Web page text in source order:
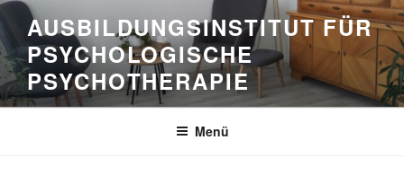
Zum
Inhalt
springen
AUSBILDUNGSINSTITUT FÜR
PSYCHOLOGISCHE
PSYCHOTHERAPIE
Menü